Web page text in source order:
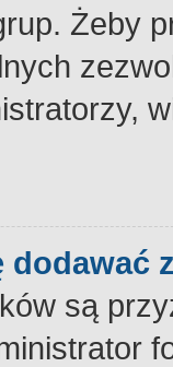
Żeby
są